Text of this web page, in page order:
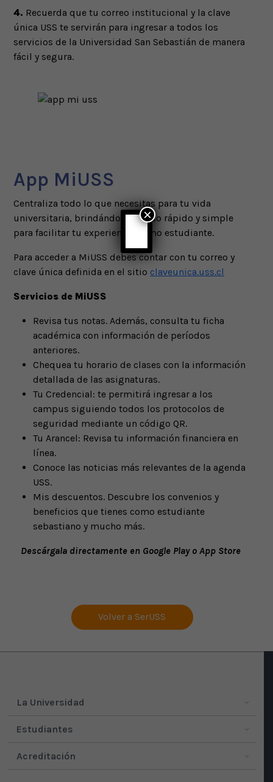
4. Recuerda que tu correo institucional y la clave
única USS te servirán para ingresar a todos los
servicios de la Universidad San Sebastián de manera
fácil y segura.
App MiUSS
Centraliza todo lo que necesitas para tu vida
universitaria, brindándote acceso rápido y simple
para facilitar tu experiencia como estudiante.
Para acceder a MiUSS debes contar con tu correo y
clave única definida en el sitio claveunica.uss.cl
Servicios de MiUSS
Revisa tus notas. Además, consulta tu ficha
académica con información de períodos
anteriores.
Chequea tu horario de clases con la información
detallada de las asignaturas.
Tu Credencial: te permitirá ingresar a los
campus siguiendo todos los protocolos de
seguridad mediante un código QR.
Tu Arancel: Revisa tu información financiera en
línea.
Conoce las noticias más relevantes de la agenda
USS.
Mis descuentos. Descubre los convenios y
beneficios que tienes como estudiante
sebastiano y mucho más.
Descárgala directamente en Google Play o App Store
Volver a SerUSS
La Universidad
Estudiantes
Acreditación
×